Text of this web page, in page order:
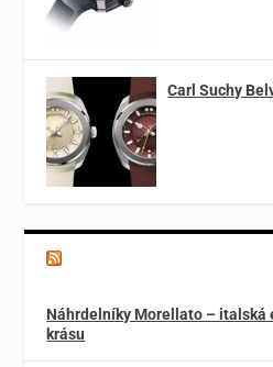
Carl Suchy
Náhrdelníky Morellato – italská
krásu